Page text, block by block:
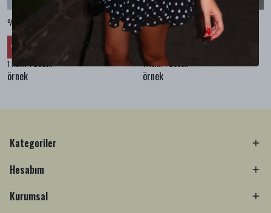
%100 KETEN CEPLİ ŞALVAR PANTOLON - Bej
%
₺ 2,299.99
1 Renk 4 Beden
örnek
%100 KETEN SALAŞ GÖMLEK - Bej
₺ 2,099.99
1 Renk 4 Beden
örnek
Kategoriler
Hesabım
Kurumsal